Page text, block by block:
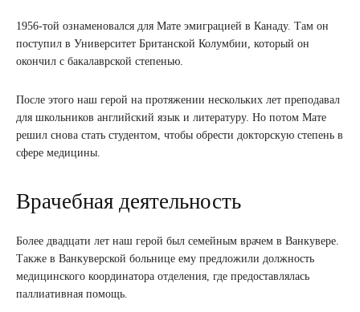
1956-той ознаменовался для Мате эмиграцией в Канаду. Там он
поступил в Университет Британской Колумбии, который он
окончил с бакалаврской степенью.
После этого наш герой на протяжении нескольких лет преподавал
для школьников английский язык и литературу. Но потом Мате
решил снова стать студентом, чтобы обрести докторскую степень в
сфере медицины.
Врачебная деятельность
Более двадцати лет наш герой был семейным врачем в Ванкувере.
Также в Ванкуверской больнице ему предложили должность
медицинского координатора отделения, где предоставлялась
паллиативная помощь.